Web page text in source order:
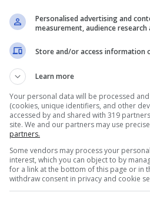
L’esito degli esami e i
dell’Aston Villa
ad affrontare la Juventus di
ambizioni europee dei
emiliani dovrà fare a meno
fisico.
Casale
Personalised advertising and
measurement, audience
Store and/or access information
Learn more
Your personal data will be processed
(cookies, unique identifiers, and other
accessed by and shared with 319
site. We and our partners may use
partners.
Some vendors may process your
interest, which you can object to by
for a link at the bottom of this page or in
withdraw consent in privacy and cookie